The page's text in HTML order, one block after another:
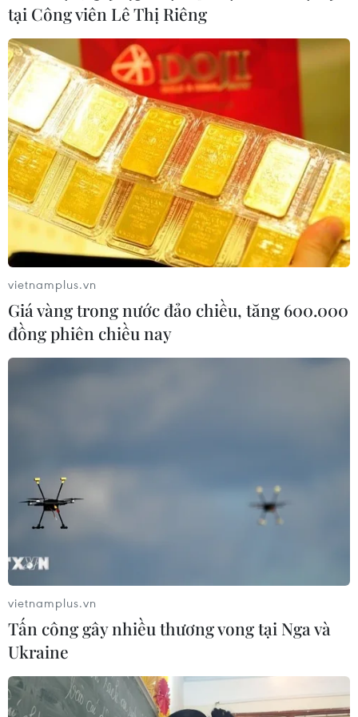
vào ngày 5/9, Apple đã đầu tư 735 triệu USD vào đợt
IPO của Arm Holdings.
tại Công viên Lê Thị Riêng
vietnamplus.vn
Giá vàng trong nước đảo chiều, tăng 600.000
đồng phiên chiều nay
vietnamplus.vn
Tấn công gây nhiều thương vong tại Nga và
Ukraine